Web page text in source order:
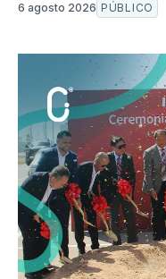
6 agosto 2026 PÚBLICO